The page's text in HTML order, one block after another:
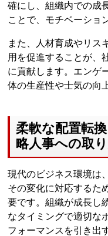
確にし、組織内での成
ことで、モチベーショ
また、人材育成やリス
用を促進することが、
に貢献します。エンゲ
体の生産性や士気の向
柔軟な配置転
略人事への取
現代のビジネス環境は
その変化に対応するた
要です。組織が成長し
なタイミングで適切な
フォーマンスを引き出